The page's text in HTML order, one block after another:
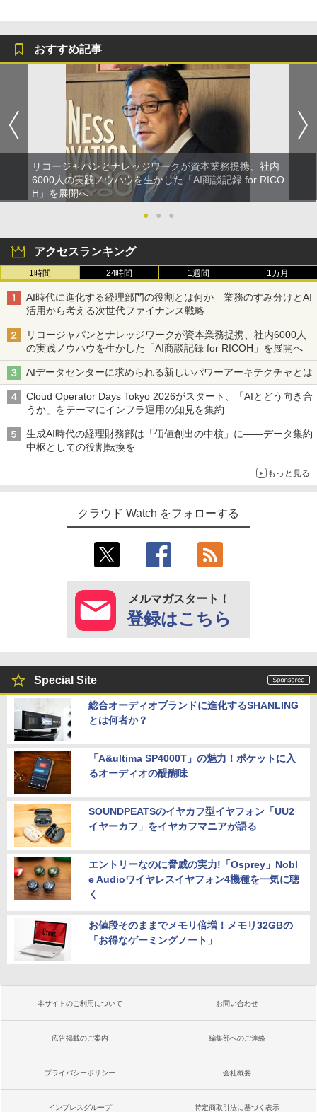
おすすめ記事
リコージャパンとナレッジワークが資本業務提携、社内
6000人の実践ノウハウを生かした「AI商談記録 for RICO
H」を展開へ
●
● ●
アクセスランキング
1時間 24時間 1週間 1カ月
AI時代に進化する経理部門の役割とは何か 業務のすみ分けとAI
活用から考える次世代ファイナンス戦略
リコージャパンとナレッジワークが資本業務提携、社内6000人
の実践ノウハウを生かした「AI商談記録 for RICOH」を展開へ
AIデータセンターに求められる新しいパワーアーキテクチャとは
Cloud Operator Days Tokyo 2026がスタート、「AIとどう向き合
うか」をテーマにインフラ運用の知見を集約
生成AI時代の経理財務部は「価値創出の中核」に――データ集約
中枢としての役割転換を
もっと見る
クラウド Watch をフォローする
メルマガスタート！
登録はこちら
Special Site
総合オーディオブランドに進化するSHANLING
とは何者か？
「A&ultima SP4000T」の魅力！ポケットに入
るオーディオの醍醐味
SOUNDPEATSのイヤカフ型イヤフォン「UU2
イヤーカフ」をイヤカフマニアが語る
エントリーなのに脅威の実力!「Osprey」Nobl
e Audioワイヤレスイヤフォン4機種を一気に聴
く
お値段そのままでメモリ倍増！メモリ32GBの
「お得なゲーミングノート」
本サイトのご利用について お問い合わせ
広告掲載のご案内 編集部へのご連絡
プライバシーポリシー 会社概要
インプレスグループ 特定商取引法に基づく表示